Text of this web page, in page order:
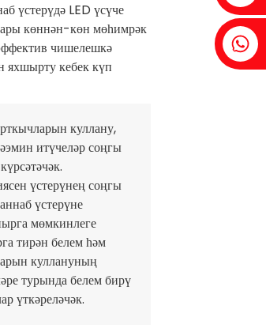
Тобин: +86 18818667168
үстерүдә LED үсүче
көннән-көн мөһимрәк
чишелешкә
яхшырту кебек күп
куллану,
итүчеләр соңгы
үстерүнең соңгы
үстерүне
мөмкинлеге
тирән белем һәм
куллануның
турында белем бирү
үткәреләчәк.